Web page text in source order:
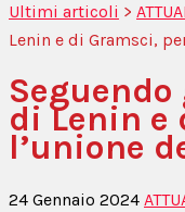
Ultimi articoli >
Lenin e di Gramsci,
di Lenin e
l’unione
24 Gennaio 2024